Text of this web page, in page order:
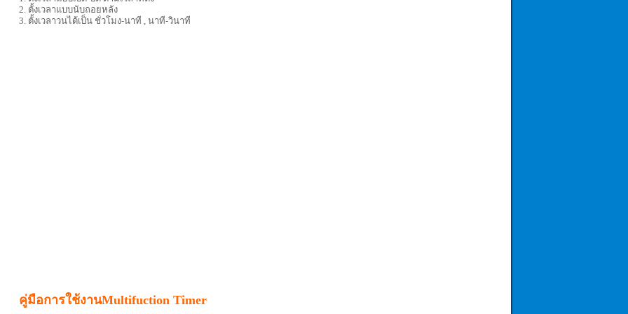
2. ตั้งเวลาแบบนับถอยหลัง
3. ตั้งเวลาวนได้เป็น ชั่วโมง-นาที , นาที-วินาที
คู่มือการใช้งานMultifuction Timer